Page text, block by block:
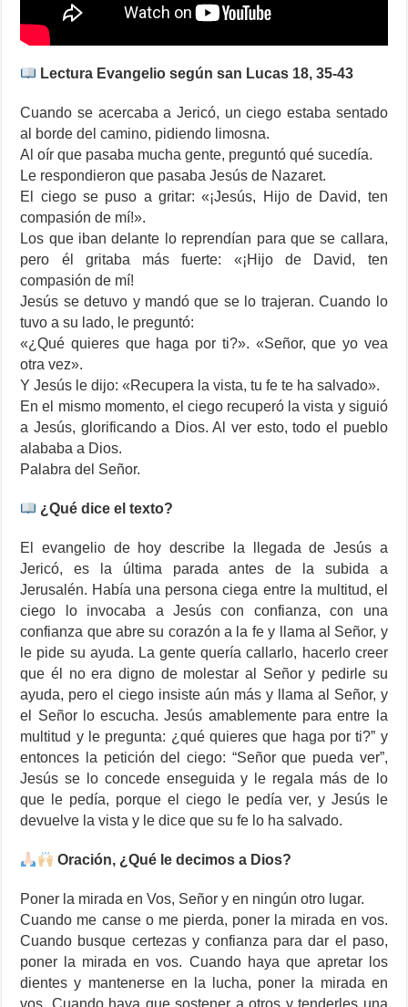
Lectura Evangelio según san Lucas 18, 35-43
Cuando se acercaba a Jericó, un ciego estaba sentado
al borde del camino, pidiendo limosna.
Al oír que pasaba mucha gente, preguntó qué sucedía.
Le respondieron que pasaba Jesús de Nazaret.
El ciego se puso a gritar: «¡Jesús, Hijo de David, ten
compasión de mí!».
Los que iban delante lo reprendían para que se callara,
pero él gritaba más fuerte: «¡Hijo de David, ten
compasión de mí!
Jesús se detuvo y mandó que se lo trajeran. Cuando lo
tuvo a su lado, le preguntó:
«¿Qué quieres que haga por ti?». «Señor, que yo vea
otra vez».
Y Jesús le dijo: «Recupera la vista, tu fe te ha salvado».
En el mismo momento, el ciego recuperó la vista y siguió
a Jesús, glorificando a Dios. Al ver esto, todo el pueblo
alababa a Dios.
Palabra del Señor.
¿Qué dice el texto?
El evangelio de hoy describe la llegada de Jesús a
Jericó, es la última parada antes de la subida a
Jerusalén. Había una persona ciega entre la multitud, el
ciego lo invocaba a Jesús con confianza, con una
confianza que abre su corazón a la fe y llama al Señor, y
le pide su ayuda. La gente quería callarlo, hacerlo creer
que él no era digno de molestar al Señor y pedirle su
ayuda, pero el ciego insiste aún más y llama al Señor, y
el Señor lo escucha. Jesús amablemente para entre la
multitud y le pregunta: ¿qué quieres que haga por ti?” y
entonces la petición del ciego: “Señor que pueda ver”,
Jesús se lo concede enseguida y le regala más de lo
que le pedía, porque el ciego le pedía ver, y Jesús le
devuelve la vista y le dice que su fe lo ha salvado.
Oración, ¿Qué le decimos a Dios?
Poner la mirada en Vos, Señor y en ningún otro lugar.
Cuando me canse o me pierda, poner la mirada en vos.
Cuando busque certezas y confianza para dar el paso,
poner la mirada en vos. Cuando haya que apretar los
dientes y mantenerse en la lucha, poner la mirada en